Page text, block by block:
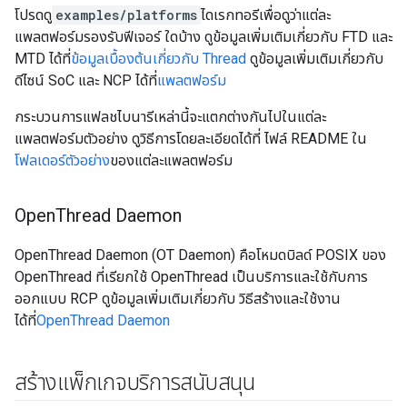
โปรดดู examples/platforms ไดเรกทอรีเพื่อดูว่าแต่ละ
แพลตฟอร์มรองรับฟีเจอร์ ใดบ้าง ดูข้อมูลเพิ่มเติมเกี่ยวกับ FTD และ
MTD ได้ที่ข้อมูลเบื้องต้นเกี่ยวกับ Thread ดูข้อมูลเพิ่มเติมเกี่ยวกับ
ดีไซน์ SoC และ NCP ได้ที่แพลตฟอร์ม
กระบวนการแฟลชไบนารีเหล่านี้จะแตกต่างกันไปในแต่ละ
แพลตฟอร์มตัวอย่าง ดูวิธีการโดยละเอียดได้ที่ ไฟล์ README ใน
โฟลเดอร์ตัวอย่างของแต่ละแพลตฟอร์ม
OpenThread Daemon
OpenThread Daemon (OT Daemon) คือโหมดบิลด์ POSIX ของ
OpenThread ที่เรียกใช้ OpenThread เป็นบริการและใช้กับการ
ออกแบบ RCP ดูข้อมูลเพิ่มเติมเกี่ยวกับ วิธีสร้างและใช้งาน
ได้ที่OpenThread Daemon
สร้างแพ็กเกจบริการสนับสนุน